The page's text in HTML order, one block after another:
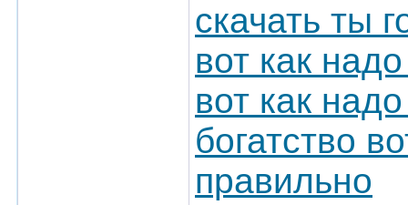
скачать ты
вот как
вот как
богатство
правильно